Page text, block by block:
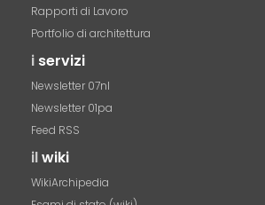
Rapporti di Lavoro
Portfolio di architettura
i servizi
Newsletter 07nl
Newsletter 01pa
Feed RSS
ilwiki
WikiArchipedia